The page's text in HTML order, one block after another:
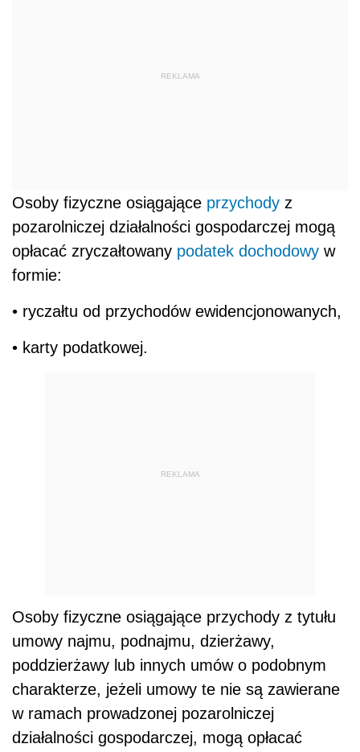
REKLAMA
Osoby fizyczne osiągające przychody z
pozarolniczej działalności gospodarczej mogą
opłacać zryczałtowany podatek dochodowy w
formie:
• ryczałtu od przychodów ewidencjonowanych,
• karty podatkowej.
REKLAMA
Osoby fizyczne osiągające przychody z tytułu
umowy najmu, podnajmu, dzierżawy,
poddzierżawy lub innych umów o podobnym
charakterze, jeżeli umowy te nie są zawierane
w ramach prowadzonej pozarolniczej
działalności gospodarczej, mogą opłacać